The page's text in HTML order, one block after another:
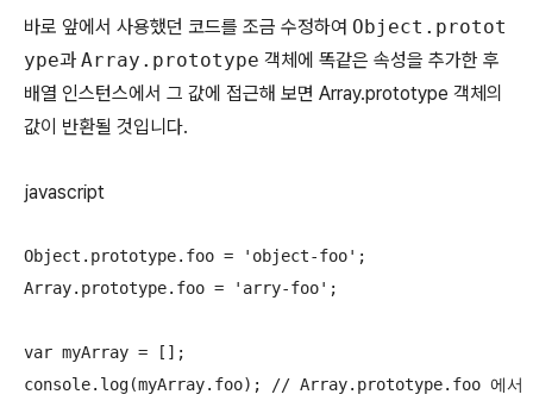
바로 앞에서 사용했던 코드를 조금 수정하여 Object.protot
ype과 Array.prototype 객체에 똑같은 속성을 추가한 후
배열 인스턴스에서 그 값에 접근해 보면 Array.prototype 객체의
값이 반환될 것입니다.
javascript
Object.prototype.foo = 'object-foo';
Array.prototype.foo = 'arry-foo';
var myArray = [];
console.log(myArray.foo); // Array.prototype.foo 에서